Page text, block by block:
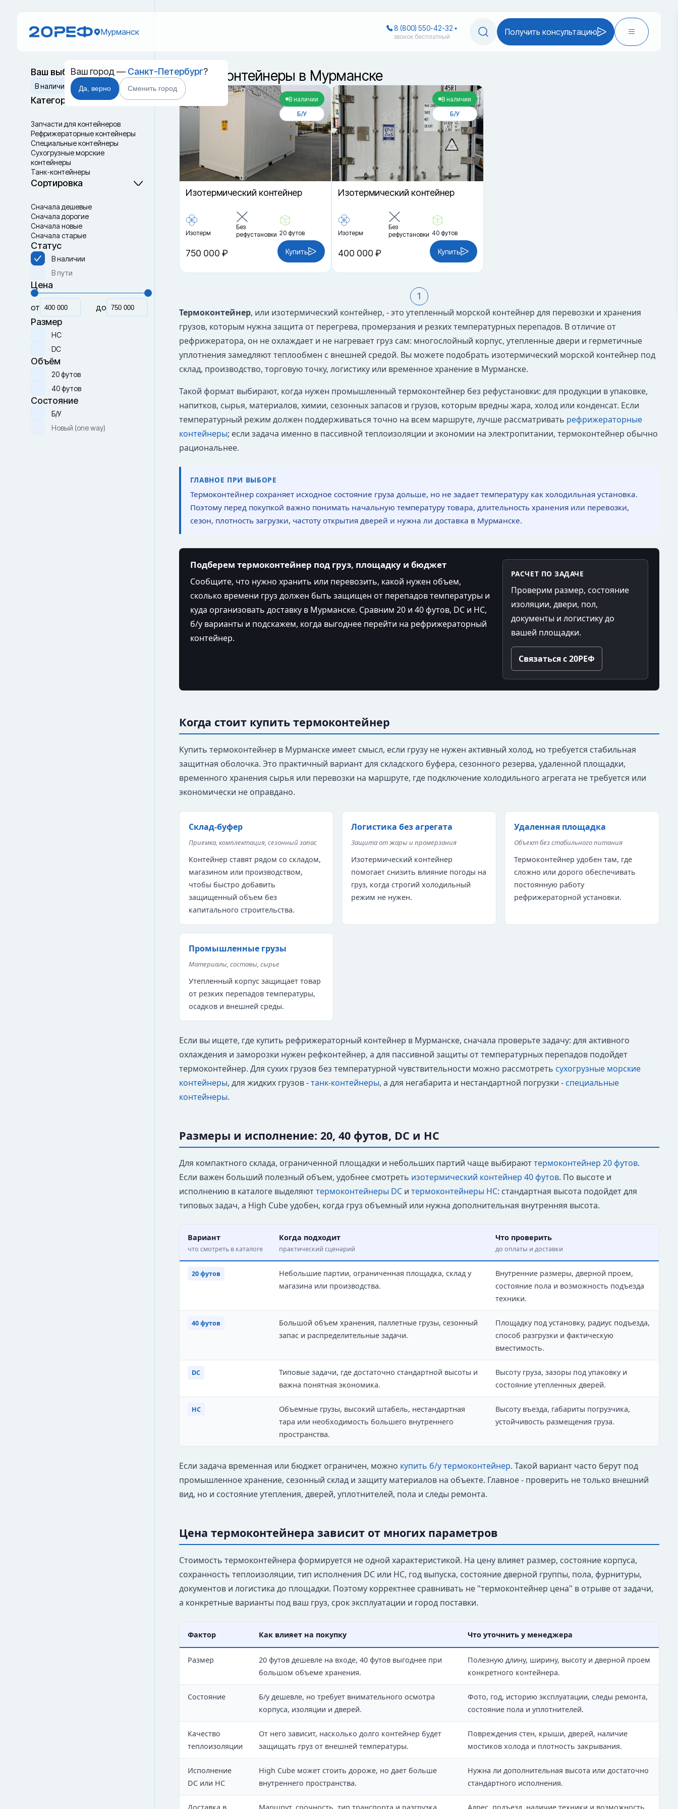
Мурманск
Ваш город — Санкт-Петербург?
Да, верно Сменить город
8 (800) 550-42-32
звонок бесплатный Получить консультацию
Ваш выбор
Сбросить
В наличии
Категории
Запчасти для контейнеров
Рефрижераторные контейнеры
Специальные контейнеры
Cухогрузные морские
контейнеры
Танк-контейнеры
Термоконтейнеры
Сортировка
Сначала дешевые
Сначала дорогие
Сначала новые
Сначала старые
Статус
В наличии
В пути
Цена
от до
Размер
HC
DC
Объём
20 футов
40 футов
Состояние
Б/У
Новый (one way)
Термоконтейнеры в Мурманске
В наличии
Б/У
Изотермический контейнер
Изотерм
Без
рефустановки 20 футов
750 000 ₽ Купить
В наличии
Б/У
Изотермический контейнер
Изотерм
Без
рефустановки 40 футов
400 000 ₽ Купить
1
Термоконтейнер, или изотермический контейнер, - это утепленный морской контейнер для перевозки и хранения
грузов, которым нужна защита от перегрева, промерзания и резких температурных перепадов. В отличие от
рефрижератора, он не охлаждает и не нагревает груз сам: многослойный корпус, утепленные двери и герметичные
уплотнения замедляют теплообмен с внешней средой. Вы можете подобрать изотермический морской контейнер под
склад, производство, торговую точку, логистику или временное хранение в Мурманске.
Такой формат выбирают, когда нужен промышленный термоконтейнер без рефустановки: для продукции в упаковке,
напитков, сырья, материалов, химии, сезонных запасов и грузов, которым вредны жара, холод или конденсат. Если
температурный режим должен поддерживаться точно на всем маршруте, лучше рассматривать рефрижераторные
контейнеры; если задача именно в пассивной теплоизоляции и экономии на электропитании, термоконтейнер обычно
рациональнее.
ГЛАВНОЕ ПРИ ВЫБОРЕ
Термоконтейнер сохраняет исходное состояние груза дольше, но не задает температуру как холодильная установка.
Поэтому перед покупкой важно понимать начальную температуру товара, длительность хранения или перевозки,
сезон, плотность загрузки, частоту открытия дверей и нужна ли доставка в Мурманске.
Подберем термоконтейнер под груз, площадку и бюджет
Сообщите, что нужно хранить или перевозить, какой нужен объем,
сколько времени груз должен быть защищен от перепадов температуры и
куда организовать доставку в Мурманске. Сравним 20 и 40 футов, DC и HC,
б/у варианты и подскажем, когда выгоднее перейти на рефрижераторный
контейнер.
РАСЧЕТ ПО ЗАДАЧЕ
Проверим размер, состояние
изоляции, двери, пол,
документы и логистику до
вашей площадки.
Связаться с 20РЕФ
Когда стоит купить термоконтейнер
Купить термоконтейнер в Мурманске имеет смысл, если грузу не нужен активный холод, но требуется стабильная
защитная оболочка. Это практичный вариант для складского буфера, сезонного резерва, удаленной площадки,
временного хранения сырья или перевозки на маршруте, где подключение холодильного агрегата не требуется или
экономически не оправдано.
Склад-буфер
Приемка, комплектация, сезонный запас
Контейнер ставят рядом со складом,
магазином или производством,
чтобы быстро добавить
защищенный объем без
капитального строительства.
Логистика без агрегата
Защита от жары и промерзания
Изотермический контейнер
помогает снизить влияние погоды на
груз, когда строгий холодильный
режим не нужен.
Удаленная площадка
Объект без стабильного питания
Термоконтейнер удобен там, где
сложно или дорого обеспечивать
постоянную работу
рефрижераторной установки.
Промышленные грузы
Материалы, составы, сырье
Утепленный корпус защищает товар
от резких перепадов температуры,
осадков и внешней среды.
Если вы ищете, где купить рефрижераторный контейнер в Мурманске, сначала проверьте задачу: для активного
охлаждения и заморозки нужен рефконтейнер, а для пассивной защиты от температурных перепадов подойдет
термоконтейнер. Для сухих грузов без температурной чувствительности можно рассмотреть сухогрузные морские
контейнеры, для жидких грузов -танк-контейнеры, а для негабарита и нестандартной погрузки - специальные
контейнеры.
Размеры и исполнение: 20, 40 футов, DC и HC
Для компактного склада, ограниченной площадки и небольших партий чаще выбираюттермоконтейнер 20 футов.
Если важен больший полезный объем, удобнее смотреть изотермический контейнер 40 футов. По высоте и
исполнению в каталоге выделяюттермоконтейнеры DCи термоконтейнеры HC: стандартная высота подойдет для
типовых задач, а High Cube удобен, когда груз объемный или нужна дополнительная внутренняя высота.
Вариант
что смотреть в каталоге
Когда подходит
практический сценарий
Что проверить
до оплаты и доставки
20 футов
Небольшие партии, ограниченная площадка, склад у
магазина или производства.
Внутренние размеры, дверной проем,
состояние пола и возможность подъезда
техники.
40 футов
Большой объем хранения, паллетные грузы, сезонный
запас и распределительные задачи.
Площадку под установку, радиус подъезда,
способ разгрузки и фактическую
вместимость.
DC
Типовые задачи, где достаточно стандартной высоты и
важна понятная экономика.
Высоту груза, зазоры под упаковку и
состояние утепленных дверей.
HC
Объемные грузы, высокий штабель, нестандартная
тара или необходимость большего внутреннего
пространства.
Высоту въезда, габариты погрузчика,
устойчивость размещения груза.
Если задача временная или бюджет ограничен, можно купить б/у термоконтейнер. Такой вариант часто берут под
промышленное хранение, сезонный склад и защиту материалов на объекте. Главное - проверить не только внешний
вид, но и состояние утепления, дверей, уплотнителей, пола и следы ремонта.
Цена термоконтейнера зависит от многих параметров
Стоимость термоконтейнера формируется не одной характеристикой. На цену влияет размер, состояние корпуса,
сохранность теплоизоляции, тип исполнения DC или HC, год выпуска, состояние дверной группы, пола, фурнитуры,
документов и логистика до площадки. Поэтому корректнее сравнивать не "термоконтейнер цена" в отрыве от задачи,
а конкретные варианты под ваш груз, срок эксплуатации и город поставки.
Фактор Как влияет на покупку Что уточнить у менеджера
Размер
20 футов дешевле на входе, 40 футов выгоднее при
большом объеме хранения.
Полезную длину, ширину, высоту и дверной проем
конкретного контейнера.
Состояние
Б/у дешевле, но требует внимательного осмотра
корпуса, изоляции и дверей.
Фото, год, историю эксплуатации, следы ремонта,
состояние пола и уплотнителей.
Качество
теплоизоляции
От него зависит, насколько долго контейнер будет
защищать груз от внешней температуры.
Повреждения стен, крыши, дверей, наличие
мостиков холода и плотность закрывания.
Исполнение
DC или HC
High Cube может стоить дороже, но дает больше
внутреннего пространства.
Нужна ли дополнительная высота или достаточно
стандартного исполнения.